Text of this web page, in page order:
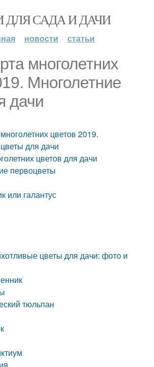
ДЛЯ САДА И ДАЧИ
новости статьи
многолетних
Многолетние
дачи
цветов 2019.
для дачи
цветов для дачи
первоцветы
или галантус
цветы для дачи: фото и
тюльпан